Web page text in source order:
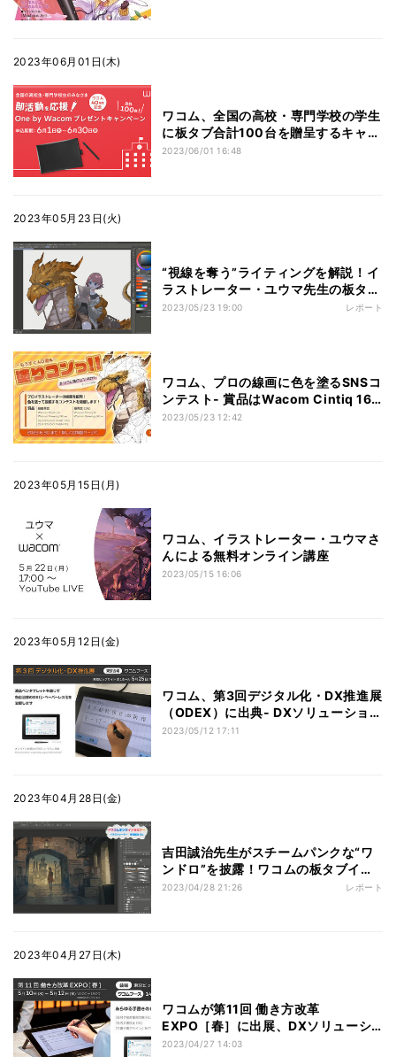
2023年06月01日(木)
ワコム、全国の高校・専門学校の学生
に板タブ合計100台を贈呈するキャン
ペーン
2023/06/01 16:48
2023年05月23日(火)
“視線を奪う”ライティングを解説！イ
ラストレーター・ユウマ先生の板タブ
イラスト講座
2023/05/23 19:00 レポート
ワコム、プロの線画に色を塗るSNSコ
ンテスト- 賞品はWacom Cintiq 16
など
2023/05/23 12:42
2023年05月15日(月)
ワコム、イラストレーター・ユウマさ
んによる無料オンライン講座
2023/05/15 16:06
2023年05月12日(金)
ワコム、第3回デジタル化・DX推進展
（ODEX）に出典- DXソリューション
を紹介
2023/05/12 17:11
2023年04月28日(金)
吉田誠治先生がスチームパンクな“ワ
ンドロ”を披露！ワコムの板タブイラ
スト講座
2023/04/28 21:26 レポート
2023年04月27日(木)
ワコムが第11回 働き方改革
EXPO［春］に出展、DXソリューシ
ョンを紹介
2023/04/27 14:03